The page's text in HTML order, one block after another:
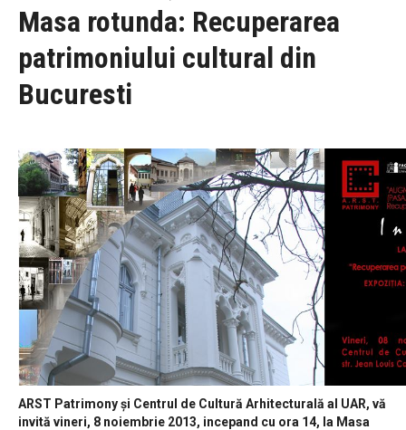
Masa rotunda: Recuperarea
patrimoniului cultural din
Bucuresti
ARST Patrimony și Centrul de Cultură Arhitecturală al UAR, vă
invită vineri, 8 noiembrie 2013, incepand cu ora 14, la Masa